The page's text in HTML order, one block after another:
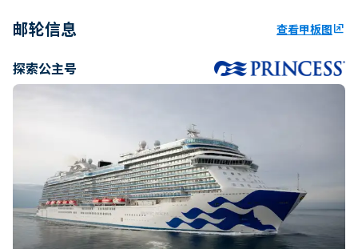
邮轮信息 查看甲板图ungroup
探索公主号